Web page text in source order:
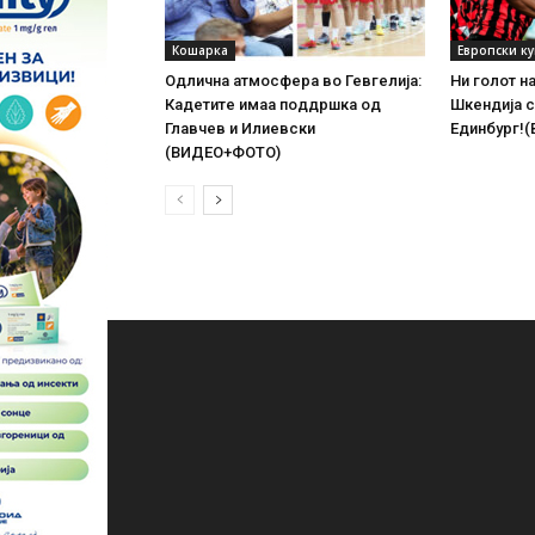
Кошарка
Одлична атмосфера во Гевгелија:
Кадетите имаа поддршка од
Главчев и Илиевски
(ВИДЕО+ФОТО)
Европски
Ни голот
Шкендија